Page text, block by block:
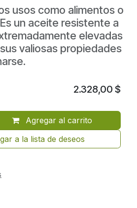
usos como alimentos o
un aceite resistente a
elevadas
valiosas propiedades
Agregar al carrito
a la lista de deseos
2.328,00 $